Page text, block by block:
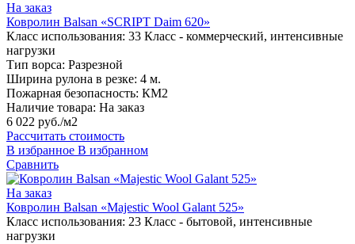
На заказ
Ковролин Balsan «SCRIPT Daim 620»
Класс использования: 33 Класс - коммерческий, интенсивные
нагрузки
Тип ворса: Разрезной
Ширина рулона в резке: 4 м.
Пожарная безопасность: КМ2
Наличие товара: На заказ
6 022 руб./м2
Рассчитать стоимость
В избранное В избранном
Сравнить
На заказ
Ковролин Balsan «Majestic Wool Galant 525»
Класс использования: 23 Класс - бытовой, интенсивные
нагрузки